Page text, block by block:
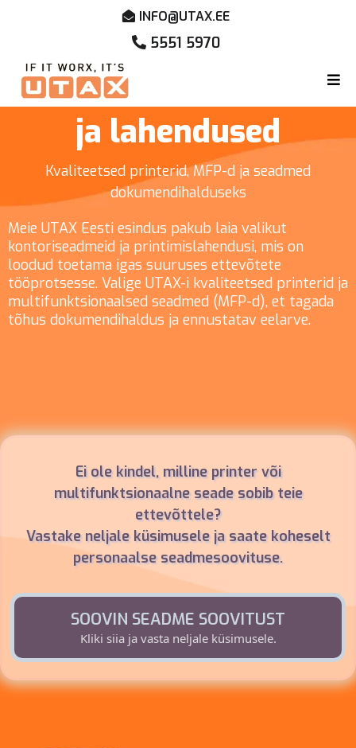
INFO@UTAX.EE
5551 5970
UTAX kontoritehnika
ja lahendused
Kvaliteetsed printerid, MFP-d ja seadmed
dokumendihalduseks
Meie UTAX Eesti esindus pakub laia valikut
kontoriseadmeid ja printimislahendusi, mis on
loodud toetama igas suuruses ettevõtete
tööprotsesse. Valige UTAX-i kvaliteetsed printerid ja
multifunktsionaalsed seadmed (MFP-d), et tagada
tõhus dokumendihaldus ja ennustatav eelarve.
Ei ole kindel, milline printer või
multifunktsionaalne seade sobib teie
ettevõttele?
Vastake neljale küsimusele ja saate koheselt
personaalse seadmesoovituse.
SOOVIN SEADME SOOVITUST
Kliki siia ja vasta neljale küsimusele.